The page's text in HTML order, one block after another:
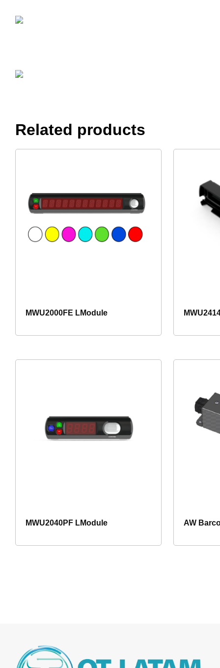
Related products
MWU2000FE LModule
MWU2040PF LModule AW